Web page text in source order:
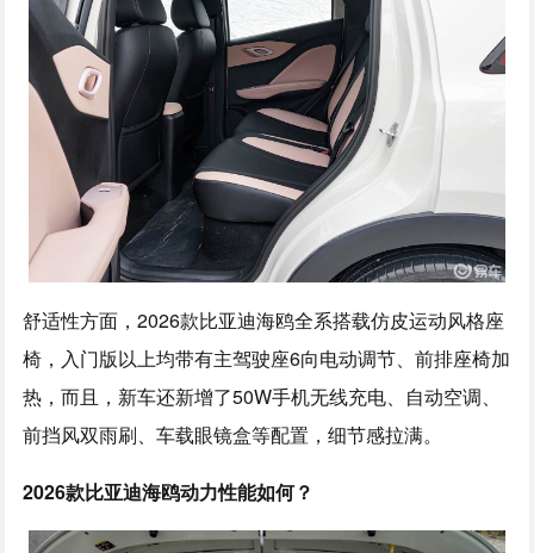
舒适性方面，2026款比亚迪海鸥全系搭载仿皮运动风格座
椅，入门版以上均带有主驾驶座6向电动调节、前排座椅加
热，而且，新车还新增了50W手机无线充电、自动空调、
前挡风双雨刷、车载眼镜盒等配置，细节感拉满。
2026款比亚迪海鸥动力性能如何？